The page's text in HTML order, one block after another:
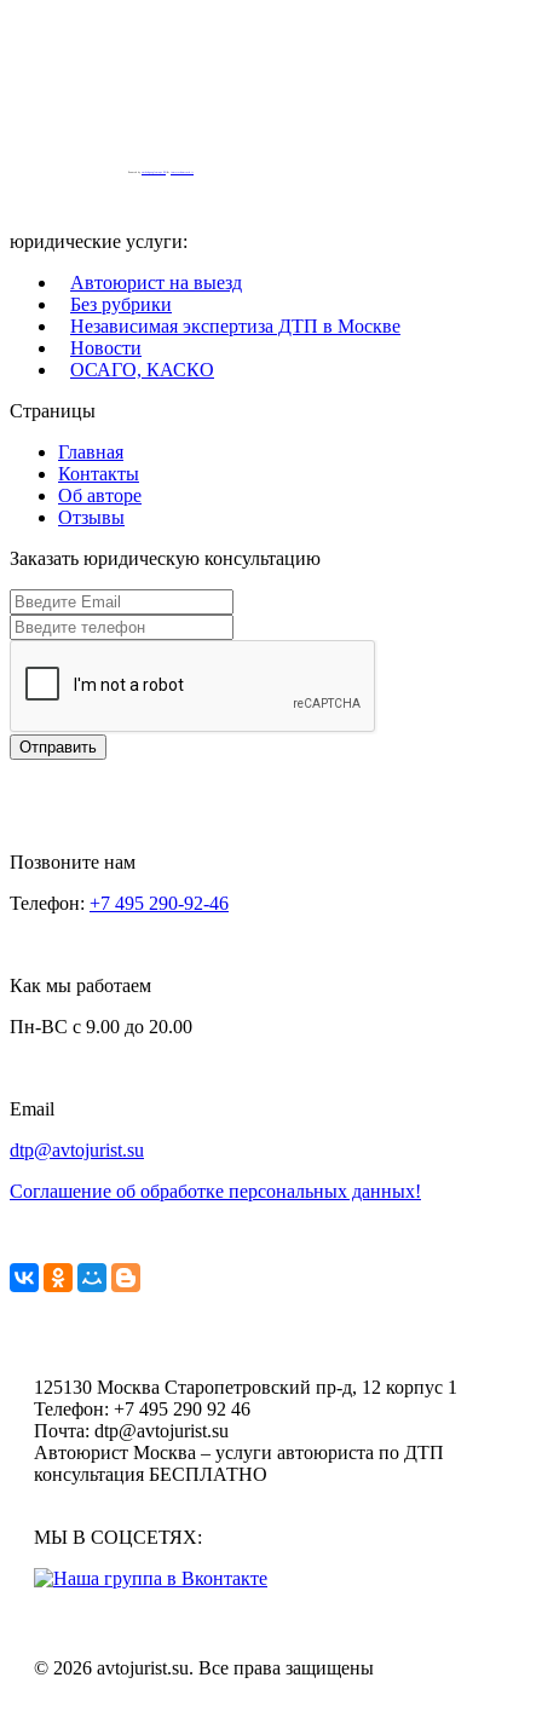
юридические услуги:
Автоюрист на выезд
Без рубрики
Независимая экспертиза ДТП в Москве
Новости
ОСАГО, КАСКО
Страницы
Главная
Контакты
Об авторе
Отзывы
Заказать юридическую консультацию
Отправить
Позвоните нам
Телефон: +7 495 290-92-46
Как мы работаем
Пн-ВС с 9.00 до 20.00
Email
dtp@avtojurist.su
Соглашение об обработке персональных данных!
125130 Москва Старопетровский пр-д, 12 корпус 1
Телефон: +7 495 290 92 46
Почта: dtp@avtojurist.su
Автоюрист Москва – услуги автоюриста по ДТП
консультация БЕСПЛАТНО
МЫ В СОЦСЕТЯХ:
© 2026 avtojurist.su. Все права защищены